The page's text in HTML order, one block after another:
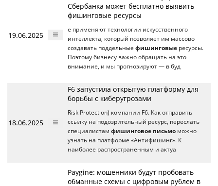
19.06.2025
Сбербанка может бесплатно выявить
фишинговые ресурсы
е применяют технологии искусственного
интеллекта, который позволяет им массово
создавать поддельные фишинговые ресурсы.
Поэтому бизнесу важно обращать на это
внимание, и мы прогнозируют ― в буд
18.06.2025
F6 запустила открытую платформу для
борьбы с киберугрозами
Risk Protection) компании F6. Как отправить
ссылку на подозрительный ресурс, переслать
специалистам фишинговое письмо можно
узнать на платформе «Антифишинг». К
наиболее распространенным и актуа
Paygine: мошенники будут пробовать
обманные схемы с цифровым рублем в